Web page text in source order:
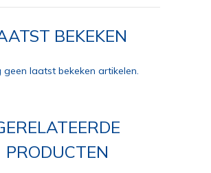
BEKEKEN
geen laatst bekeken artikelen.
PRODUCTEN